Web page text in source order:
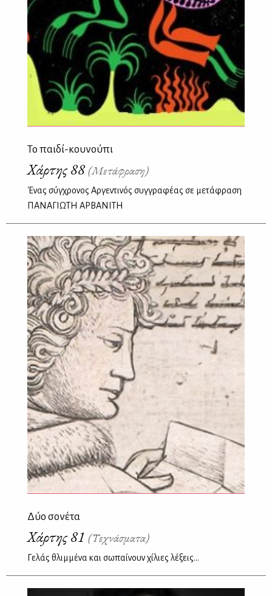
Το παιδί-κουνούπι
Χάρτης 88 (Μετάφραση)
Ένας σύγχρονος Αργεντινός συγγραφέας σε μετάφραση
ΠΑΝΑΓΙΩΤΗ ΑΡΒΑΝΙΤΗ
Δύο σονέτα
Χάρτης 81 (Τεχνάσματα)
Γελάς θλιμμένα και σωπαίνουν χίλιες λέξεις...